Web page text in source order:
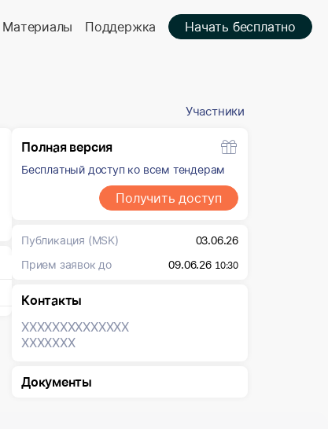
Материалы Поддержка Начать бесплатно
Участники
Полная версия
Бесплатный доступ ко всем тендерам
Получить доступ
Публикация (MSK)
03.06.26
Прием заявок до
09.06.26 10:30
Контакты
XXXXXXXXXXXXXX
XXXXXXX
Документы